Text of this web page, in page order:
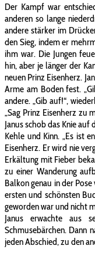
Der Kampf war
anderen so lange
andere stärker im
den Sieg, indem er
ihm war. Die Jungen
hin, aber je länger der
neuen Prinz Eisenherz.
Arme am Boden fest.
andere. „Gib auf!“,
„Sag Prinz Eisenherz zu
Janus schob das Knie
Kehle und Kinn. „Es ist
Eisenherz. Er wird nie
Erkältung mit Fieber
zu einer Wanderung
Balkon genau in der
ersten und schönsten
geworden war und nicht
Janus erwachte aus
Schmusebärchen. Dann
jeden Abschied, zu den